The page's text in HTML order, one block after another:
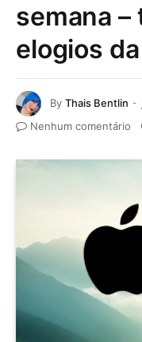
semana –
elogios
By Thais Bentlin
Nenhum comentário